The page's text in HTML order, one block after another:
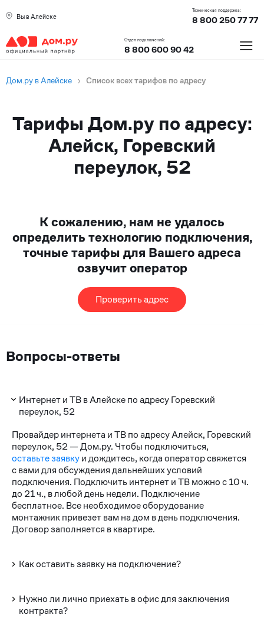
Вы в Алейске
Техническая поддержка:
8 800 250 77 77
Отдел подключений:
8 800 600 90 42 ≡
Дом.ру в Алейске › Список всех тарифов по адресу
Тарифы Дом.ру по адресу:
Алейск, Горевский
переулок, 52
К сожалению, нам не удалось
определить технологию подключения,
точные тарифы для Вашего адреса
озвучит оператор
Проверить адрес
Вопросы-ответы
Интернет и ТВ в Алейске по адресу Горевский
переулок, 52
Провайдер интернета и ТВ по адресу Алейск, Горевский
переулок, 52 — Дом.ру. Чтобы подключиться,
оставьте заявкуи дождитесь, когда оператор свяжется
с вами для обсуждения дальнейших условий
подключения. Подключить интернет и ТВ можно с 10 ч.
до 21 ч., в любой день недели. Подключение
бесплатное. Все необходимое оборудование
монтажник привезет вам на дом в день подключения.
Договор заполняется в квартире.
Как оставить заявку на подключение?
Нужно ли лично приехать в офис для заключения
контракта?